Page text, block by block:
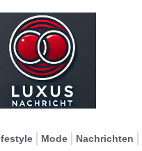
Mode Nachrichten